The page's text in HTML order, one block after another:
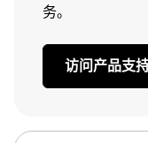
务。
访问产品支